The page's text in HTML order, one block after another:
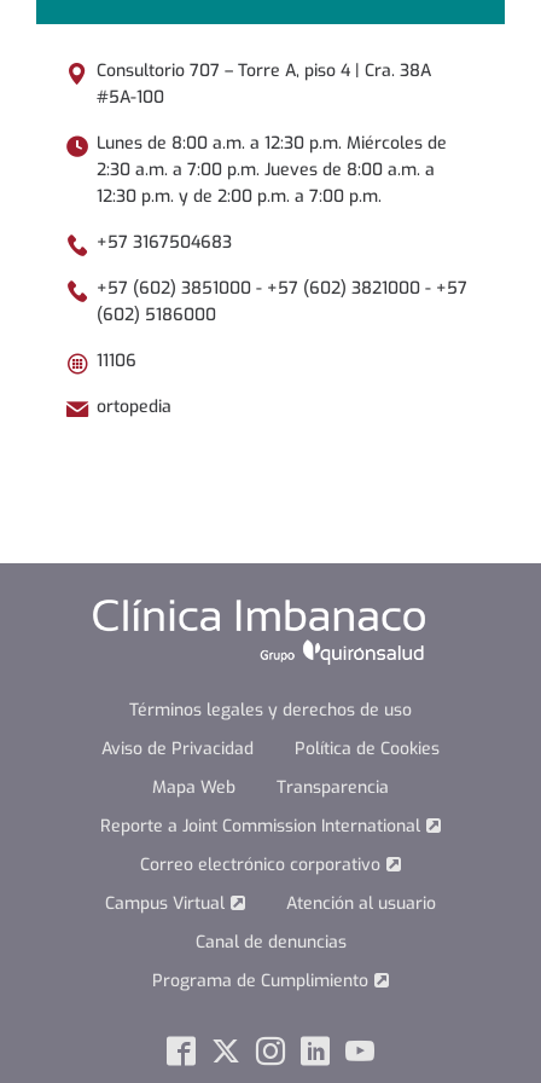
Consultorio 707 – Torre A, piso 4 | Cra. 38A
#5A-100
Lunes de 8:00 a.m. a 12:30 p.m. Miércoles de
2:30 a.m. a 7:00 p.m. Jueves de 8:00 a.m. a
12:30 p.m. y de 2:00 p.m. a 7:00 p.m.
+57 3167504683
+57 (602) 3851000 - +57 (602) 3821000 - +57
(602) 5186000
11106
ortopedia
Términos legales y derechos de uso
Aviso de Privacidad
Política de Cookies
Mapa Web
Transparencia
Reporte a Joint Commission International
Correo electrónico corporativo
Campus Virtual
Atención al usuario
Canal de denuncias
Programa de Cumplimiento